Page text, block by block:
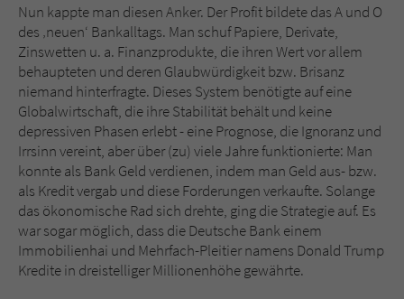
Nun kappte man diesen Anker. Der Profit bildete das A und O
des ‚neuen‘ Bankalltags. Man schuf Papiere, Derivate,
Zinswetten u. a. Finanzprodukte, die ihren Wert vor allem
behaupteten und deren Glaubwürdigkeit bzw. Brisanz
niemand hinterfragte. Dieses System benötigte auf eine
Globalwirtschaft, die ihre Stabilität behält und keine
depressiven Phasen erlebt - eine Prognose, die Ignoranz und
Irrsinn vereint, aber über (zu) viele Jahre funktionierte: Man
konnte als Bank Geld verdienen, indem man Geld aus- bzw.
als Kredit vergab und diese Forderungen verkaufte. Solange
das ökonomische Rad sich drehte, ging die Strategie auf. Es
war sogar möglich, dass die Deutsche Bank einem
Immobilienhai und Mehrfach-Pleitier namens Donald Trump
Kredite in dreistelliger Millionenhöhe gewährte.